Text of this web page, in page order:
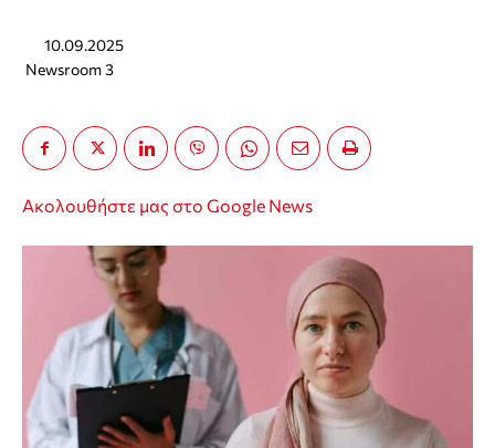
10.09.2025
Newsroom 3
Ακολουθήστε μας στο Google News